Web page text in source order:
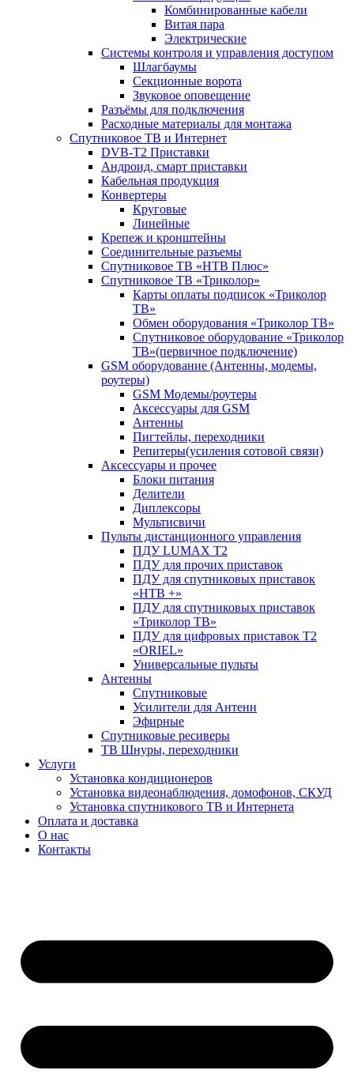
Комбинированные кабели
Витая пара
Электрические
Системы контроля и управления доступом
Шлагбаумы
Секционные ворота
Звуковое оповещение
Разъёмы для подключения
Расходные материалы для монтажа
Спутниковое ТВ и Интернет
DVB-Т2 Приставки
Андроид, смарт приставки
Кабельная продукция
Конвертеры
Круговые
Линейные
Крепеж и кронштейны
Соединительные разъемы
Спутниковое ТВ «НТВ Плюс»
Спутниковое ТВ «Триколор»
Карты оплаты подписок «Триколор
ТВ»
Обмен оборудования «Триколор ТВ»
Спутниковое оборудование «Триколор
ТВ»(первичное подключение)
GSM оборудование (Антенны, модемы,
роутеры)
GSM Модемы/роутеры
Аксессуары для GSM
Антенны
Пигтейлы, переходники
Репитеры(усиления сотовой связи)
Аксессуары и прочее
Блоки питания
Делители
Диплексоры
Мультисвичи
Пульты дистанционного управления
ПДУ LUMAX Т2
ПДУ для прочих приставок
ПДУ для спутниковых приставок
«НТВ +»
ПДУ для спутниковых приставок
«Триколор ТВ»
ПДУ для цифровых приставок Т2
«ORIEL»
Универсальные пульты
Антенны
Спутниковые
Усилители для Антенн
Эфирные
Спутниковые ресиверы
ТВ Шнуры, переходники
Услуги
Установка кондиционеров
Установка видеонаблюдения, домофонов, СКУД
Установка спутникового ТВ и Интернета
Оплата и доставка
О нас
Контакты